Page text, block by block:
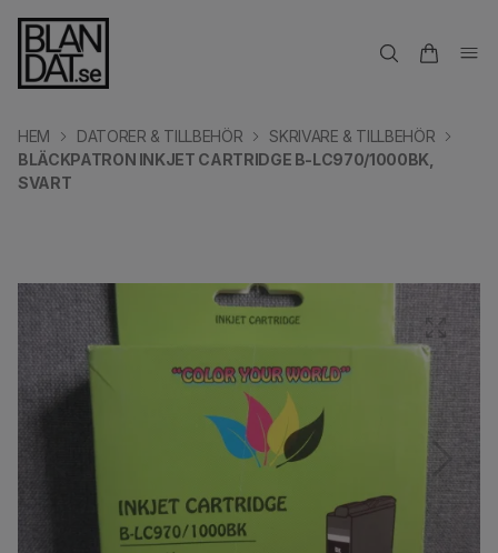
HEM DATORER & TILLBEHÖR
SKRIVARE & TILLBEHÖR
BLÄCKPATRON INKJET CARTRIDGE B-LC970/1000BK,
SVART